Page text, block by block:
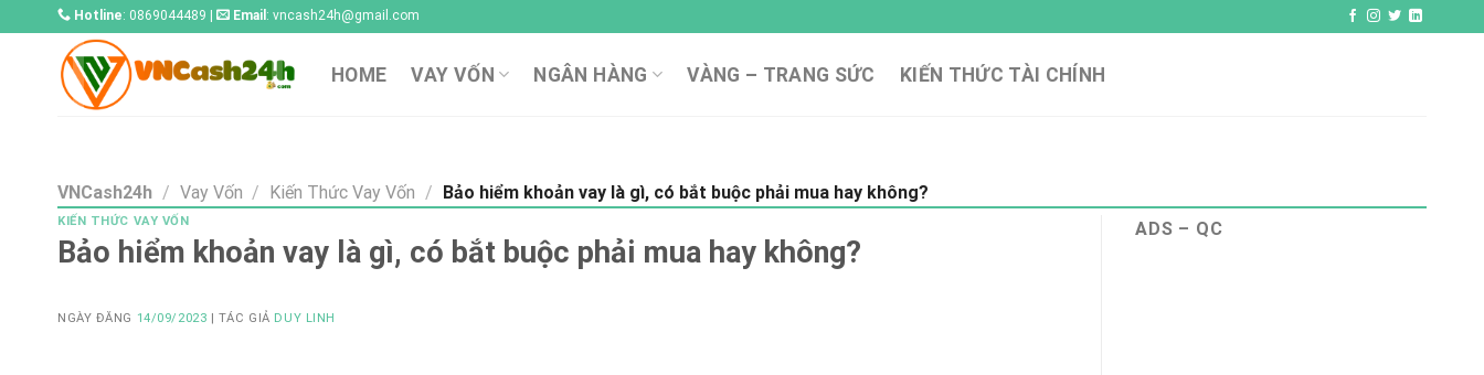
to
Hotline: 0869044489 | Email : vncash24h@gmail.com
HOME VAY VỐN NGÂN HÀNG VÀNG – TRANG SỨC KIẾN THỨC TÀI CHÍNH
VNCash24h / Vay Vốn / Kiến Thức Vay Vốn / Bảo hiểm khoản vay là gì, có bắt buộc phải mua hay không?
KIẾN THỨC VAY VỐN
Bảo hiểm khoản vay là gì, có bắt buộc phải mua hay không?
NGÀY ĐĂNG 14/09/2023 | TÁC GIẢ DUY LINH
ADS – QC